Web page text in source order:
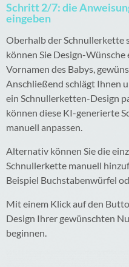
Schritt 2/7: die
eingeben
Oberhalb der Schnullerkette
können Sie Design-
Vornamen des Babys,
Anschließend schlägt Ihnen
ein Schnullerketten-Design
können diese KI-generierte
manuell anpassen.
Alternativ können Sie die
Schnullerkette manuell
Beispiel Buchstabenwürfel
Mit einem Klick auf den
Design Ihrer gewünschten
beginnen.